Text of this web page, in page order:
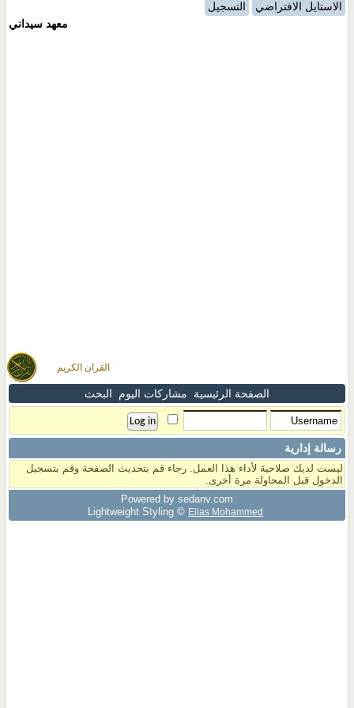
القران الكريم
الاستايل الافتراضي
التسجيل
معهد سيداني
الصفحة الرئيسية مشاركات اليوم البحث
رسالة إدارية
ليست لديك صلاحية لأداء هذا العمل. رجاء قم بتحديث الصفحة وقم بتسجيل
الدخول قبل المحاولة مرة أخرى.
Powered by sedany.com
Lightweight Styling © Elias Mohammed